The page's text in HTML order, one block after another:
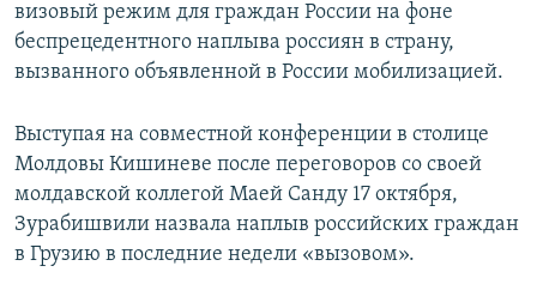
визовый режим для граждан России на фоне
беспрецедентного наплыва россиян в страну,
вызванного объявленной в России мобилизацией.
Выступая на совместной конференции в столице
Молдовы Кишиневе после переговоров со своей
молдавской коллегой Маей Санду 17 октября,
Зурабишвили назвала наплыв российских граждан
в Грузию в последние недели «вызовом».